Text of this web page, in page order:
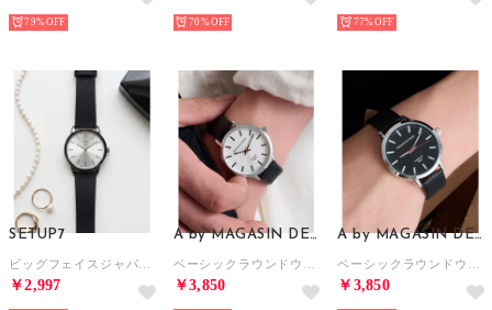
79% 70% 77%
SETUP7
￥2,997
A by MAGASIN DE MODE
￥3,850
A by MAGASIN DE MODE
￥3,850